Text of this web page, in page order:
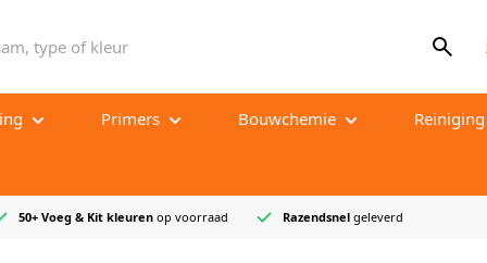
type of kleur
Primers
Zuigende ondergronden
Bouwchemie
Betonreparatie
Reiniging
50+ Voeg & Kit kleuren op voorraad Razendsnel geleverd